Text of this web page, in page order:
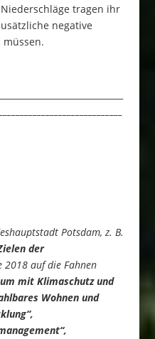
tragen ihr
negative
Potsdam, z. B.
der
2018 auf die Fahnen
mit Klimaschutz und
Wohnen und